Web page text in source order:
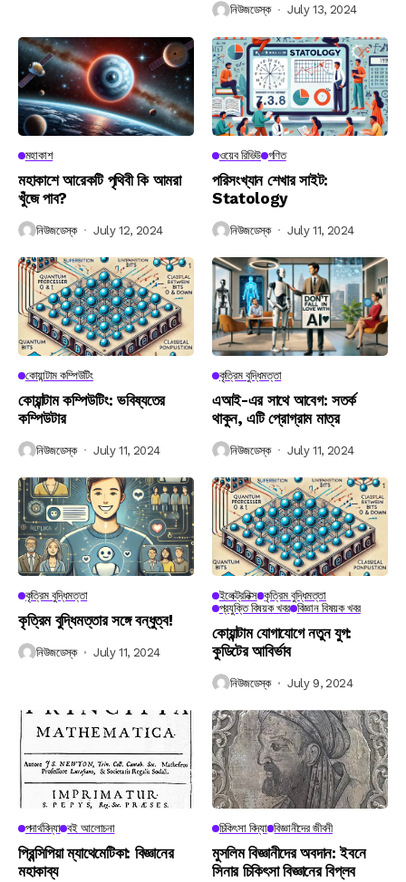
নিউজডেস্ক July 13, 2024
মহাকাশ
মহাকাশে আরেকটি পৃথিবী কি আমরা
খুঁজে পাব?
নিউজডেস্ক July 12, 2024
ওয়েব রিভিউ গণিত
পরিসংখ্যান শেখার সাইট:
Statology
নিউজডেস্ক July 11, 2024
কোয়ান্টাম কম্পিউটিং
কোয়ান্টাম কম্পিউটিং: ভবিষ্যতের
কম্পিউটার
নিউজডেস্ক July 11, 2024
কৃত্রিম বুদ্ধিমত্তা
এআই-এর সাথে আবেগ: সতর্ক
থাকুন, এটি প্রোগ্রাম মাত্র
নিউজডেস্ক July 11, 2024
কৃত্রিম বুদ্ধিমত্তা
কৃত্রিম বুদ্ধিমত্তার সঙ্গে বন্ধুত্ব!
নিউজডেস্ক July 11, 2024
ইলেক্ট্রনিক্স কৃত্রিম বুদ্ধিমত্তা
প্রযুক্তি বিষয়ক খবর বিজ্ঞান বিষয়ক খবর
কোয়ান্টাম যোগাযোগে নতুন যুগ:
কুডিটের আবির্ভাব
নিউজডেস্ক July 9, 2024
পদার্থবিদ্যা বই আলোচনা
প্রিন্সিপিয়া ম্যাথেমেটিকা: বিজ্ঞানের
মহাকাব্য
চিকিৎসা বিদ্যা বিজ্ঞানীদের জীবনী
মুসলিম বিজ্ঞানীদের অবদান: ইবনে
সিনার চিকিৎসা বিজ্ঞানের বিপ্লব